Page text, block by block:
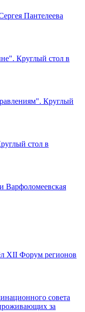
Пантелеева
Круглый стол в
Круглый
стол в
Варфоломеевская
XII Форум регионов
совета
за